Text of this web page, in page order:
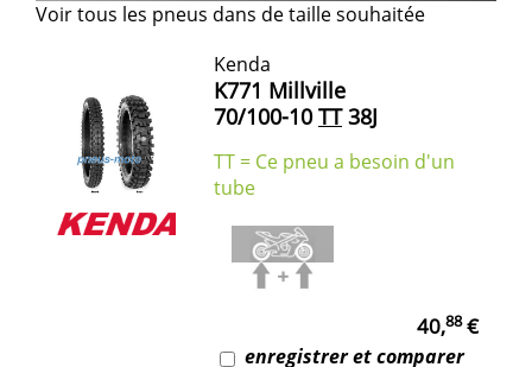
Voir tous les pneus dans de taille souhaitée
Kenda
K771 Millville
70/100-10 TT38J
TT = Ce pneu a besoin d'un
tube
40,88€
enregistrer et comparer